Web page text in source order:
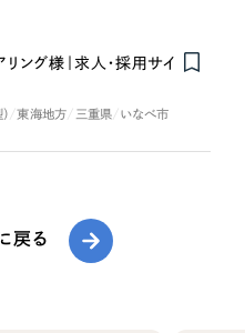
ング様｜求人・採用サイ
東海地方 三重県 いなべ市
戻る